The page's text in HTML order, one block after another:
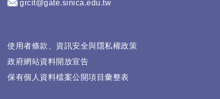
grcit@gate.sinica.edu.tw
使用者條款、資訊安全與隱私權政策
政府網站資料開放宣告
保有個人資料檔案公開項目彙整表